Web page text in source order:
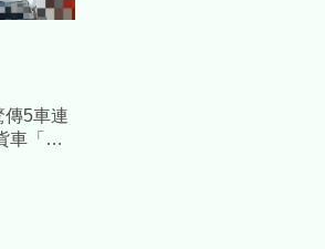
傳5車連
車「擠